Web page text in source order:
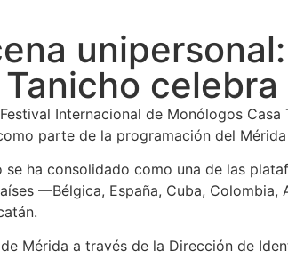
Internacional de Monólogos
parte de la programación del
se ha consolidado como una de las
—Bélgica, España, Cuba,
Mérida a través de la Dirección de